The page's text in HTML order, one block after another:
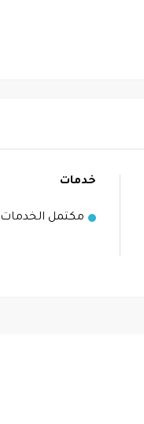
خدمات
مكتمل الخدمات